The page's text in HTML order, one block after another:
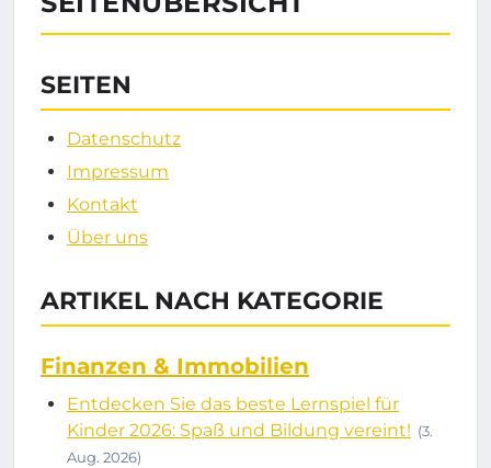
SEITEN
Datenschutz
Impressum
Kontakt
Über uns
ARTIKEL NACH KATEGORIE
Finanzen & Immobilien
Entdecken Sie das beste Lernspiel für
Kinder 2026: Spaß und Bildung vereint! (3.
Aug. 2026)